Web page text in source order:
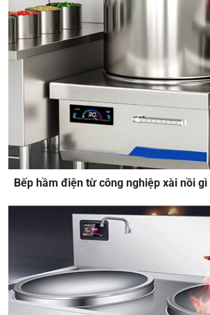
Bếp hầm điện từ công nghiệp xài nồi